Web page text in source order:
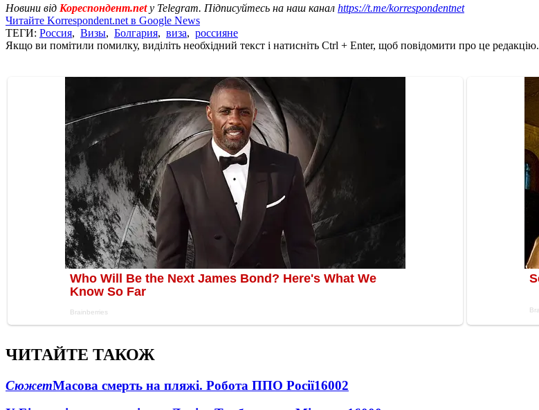
Новини від Кореспондент.netу Telegram. Підписуйтесь на наш канал https://t.me/korrespondentnet
Читайте Korrespondent.net в Google News
ТЕГИ: Россия, Визы, Болгария, виза, россияне
Якщо ви помітили помилку, виділіть необхідний текст і натисніть Ctrl + Enter, щоб повідомити про це редакцію.
ЧИТАЙТЕ ТАКОЖ
СюжетМасова смерть на пляжі. Робота ППО Росії16002